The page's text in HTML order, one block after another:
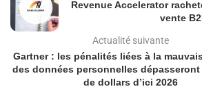
Revenue Accelerator
vente
Actualité suivante
Gartner : les pénalités liées à la
des données personnelles
de dollars d’ici 2026